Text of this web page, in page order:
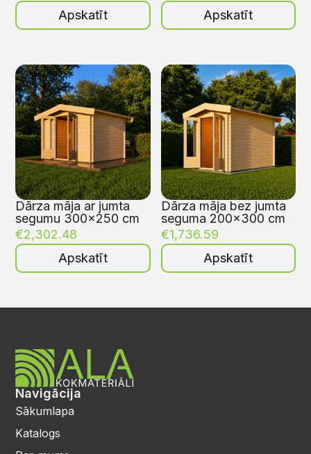
Apskatīt
Apskatīt
Dārza māja ar jumta
segumu 300×250 cm
€2,302.48
Apskatīt
Dārza māja bez jumta
seguma 200×300 cm
€1,736.59
Apskatīt
Navigācija
Sākumlapa
Katalogs